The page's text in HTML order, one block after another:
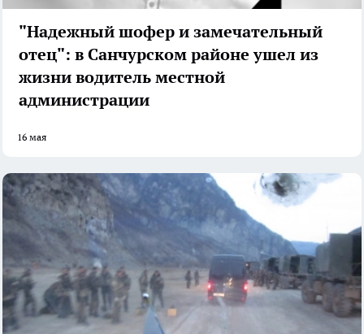
"Надежный шофер и замечательный
отец": в Санчурском районе ушел из
жизни водитель местной
администрации
16 мая